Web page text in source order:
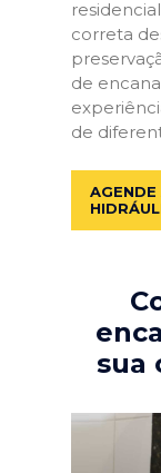
correta
de
de
AGENDE
sua